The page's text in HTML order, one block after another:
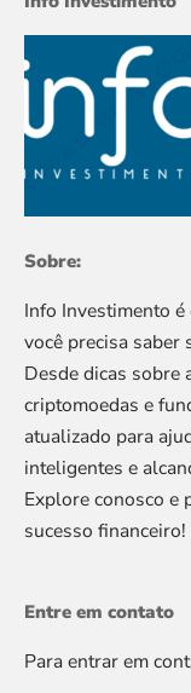
Sobre:
Info Investimento
você precisa
Desde dicas sobre
criptomoedas e
atualizado para
inteligentes e
Explore conosco e
sucesso financeiro!
Entre em contato
Para entrar em